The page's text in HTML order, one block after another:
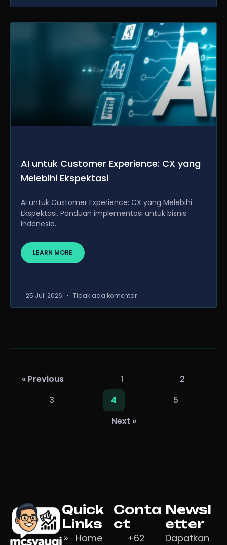
AI untuk Customer Experience: CX yang
Melebihi Ekspektasi
AI untuk Customer Experience: CX yang Melebihi
Ekspektasi. Panduan implementasi untuk bisnis
Indonesia.
LEARN MORE
25 Juli 2026 Tidak ada komentar
« Previous 1
2
3
4
5
Next »
Quick
Links
Home
Conta
ct
+62
Newsl
etter
Dapatkan